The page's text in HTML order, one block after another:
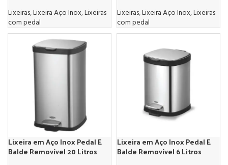
Lixeiras,Lixeira Aço Inox,Lixeiras
com pedal
Lixeiras,Lixeira Aço Inox,Lixeiras
com pedal
Lixeira em Aço Inox Pedal E
Balde Removível 20 Litros
Lixeira em Aço Inox Pedal E
Balde Removível 6 Litros